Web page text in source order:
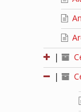
|
|